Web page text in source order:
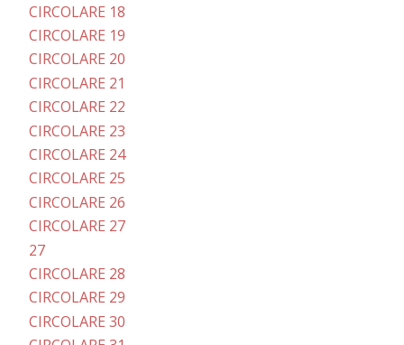
CIRCOLARE 18
CIRCOLARE 19
CIRCOLARE 20
CIRCOLARE 21
CIRCOLARE 22
CIRCOLARE 23
CIRCOLARE 24
CIRCOLARE 25
CIRCOLARE 26
CIRCOLARE 27
27
CIRCOLARE 28
CIRCOLARE 29
CIRCOLARE 30